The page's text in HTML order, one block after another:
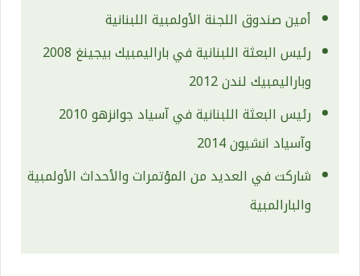
أمين صندوق اللجنة الأولمبية اللبنانية
رئيس البعثة اللبنانية في باراليمبيك بيجينغ 2008
وباراليمبيك لندن 2012
رئيس البعثة اللبنانية في آسياد جوانزهو 2010
وآسياد انشيون 2014
شاركت في العديد من المؤتمرات والأحداث الأولمبية
والبارالمبية